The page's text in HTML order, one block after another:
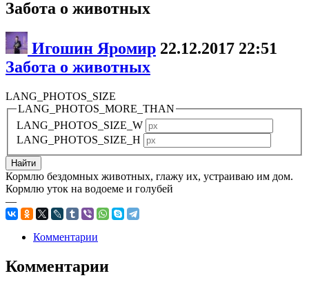
Забота о животных
Игошин Яромир 22.12.2017 22:51
Забота о животных
LANG_PHOTOS_SIZE
LANG_PHOTOS_MORE_THAN
LANG_PHOTOS_SIZE_W
LANG_PHOTOS_SIZE_H
Кормлю бездомных животных, глажу их, устраиваю им дом.
Кормлю уток на водоеме и голубей
—
Комментарии
Комментарии